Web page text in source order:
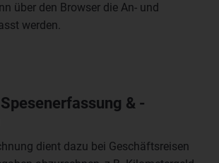
über den Browser die An- und
werden.
& -
dient dazu bei Geschäftsreisen